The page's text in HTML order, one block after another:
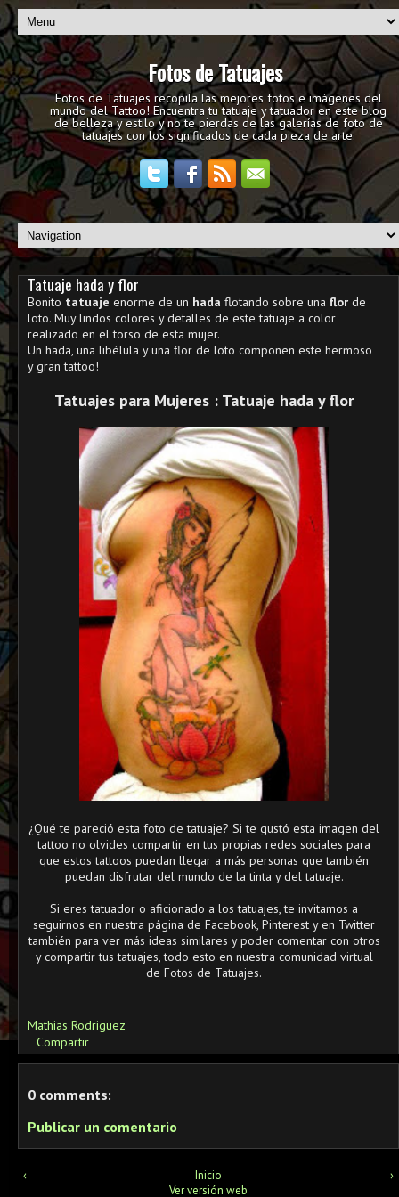
Fotos de Tatuajes
Fotos de Tatuajes recopila las mejores fotos e imágenes del
mundo del Tattoo! Encuentra tu tatuaje y tatuador en este blog
de belleza y estilo y no te pierdas de las galerías de foto de
tatuajes con los significados de cada pieza de arte.
Tatuaje hada y flor
Bonito tatuaje enorme de un hada flotando sobre una flor de
loto. Muy lindos colores y detalles de este tatuaje a color
realizado en el torso de esta mujer.
Un hada, una libélula y una flor de loto componen este hermoso
y gran tattoo!
Tatuajes para Mujeres : Tatuaje hada y flor
¿Qué te pareció esta foto de tatuaje? Si te gustó esta imagen del
tattoo no olvides compartir en tus propias redes sociales para
que estos tattoos puedan llegar a más personas que también
puedan disfrutar del mundo de la tinta y del tatuaje.
Si eres tatuador o aficionado a los tatuajes, te invitamos a
seguirnos en nuestra página de Facebook, Pinterest y en Twitter
también para ver más ideas similares y poder comentar con otros
y compartir tus tatuajes, todo esto en nuestra comunidad virtual
de Fotos de Tatuajes.
Mathias Rodriguez
Compartir
0 comments:
Publicar un comentario
‹ ›
Inicio
Ver versión web